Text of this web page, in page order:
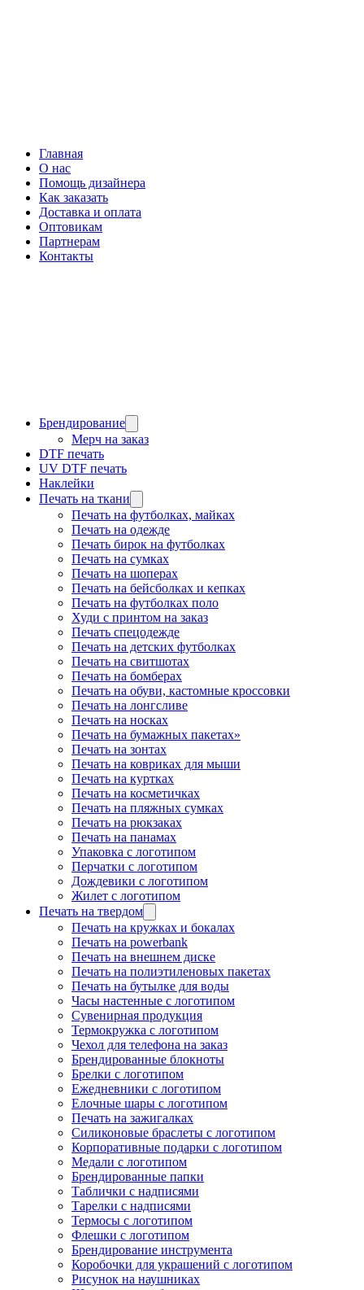
Главная
О нас
Помощь дизайнера
Как заказать
Доставка и оплата
Оптовикам
Партнерам
Контакты
Брендирование
Мерч на заказ
DTF печать
UV DTF печать
Наклейки
Печать на ткани
Печать на футболках, майках
Печать на одежде
Печать бирок на футболках
Печать на сумках
Печать на шоперах
Печать на бейсболках и кепках
Печать на футболках поло
Худи с принтом на заказ
Печать спецодежде
Печать на детских футболках
Печать на свитшотах
Печать на бомберах
Печать на обуви, кастомные кроссовки
Печать на лонгсливе
Печать на носках
Печать на бумажных пакетах»
Печать на зонтах
Печать на ковриках для мыши
Печать на куртках
Печать на косметичках
Печать на пляжных сумках
Печать на рюкзаках
Печать на панамах
Упаковка с логотипом
Перчатки с логотипом
Дождевики с логотипом
Жилет с логотипом
Печать на твердом
Печать на кружках и бокалах
Печать на powerbank
Печать на внешнем диске
Печать на полиэтиленовых пакетах
Печать на бутылке для воды
Часы настенные с логотипом
Сувенирная продукция
Термокружка с логотипом
Чехол для телефона на заказ
Брендированные блокноты
Брелки с логотипом
Ежедневники с логотипом
Елочные шары с логотипом
Печать на зажигалках
Силиконовые браслеты с логотипом
Корпоративные подарки с логотипом
Медали с логотипом
Брендированные папки
Таблички с надписями
Тарелки с надписями
Термосы с логотипом
Флешки с логотипом
Брендирование инструмента
Коробочки для украшений с логотипом
Рисунок на наушниках